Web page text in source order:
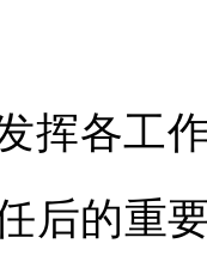
挥各工
后的重